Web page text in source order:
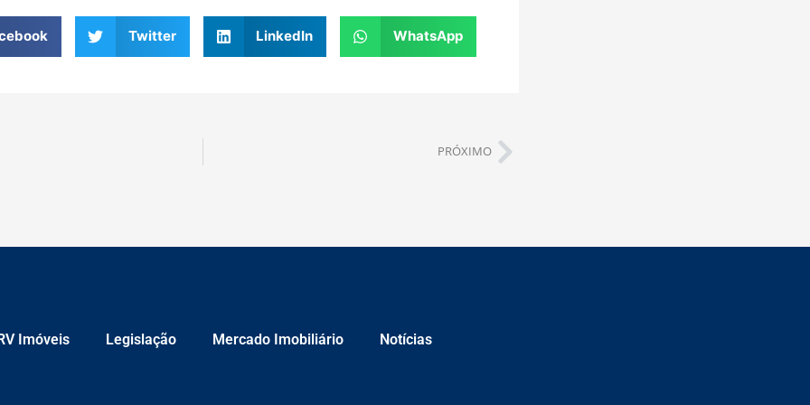
Twitter LinkedIn WhatsApp
PRÓXIMO
Imóveis Legislação Mercado Imobiliário Notícias